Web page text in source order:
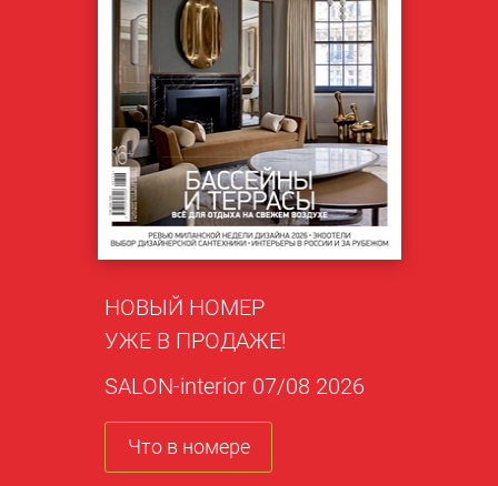
НОВЫЙ НОМЕР
УЖЕ В ПРОДАЖЕ!
SALON-interior 07/08 2026
Что в номере